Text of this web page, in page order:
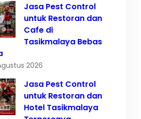
Jasa Pest Control
untuk Restoran dan
Cafe di
Tasikmalaya Bebas
2026
Jasa Pest Control
untuk Restoran dan
Hotel Tasikmalaya